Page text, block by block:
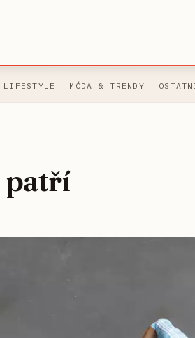
LIFESTYLE MÓDA & TRENDY
patří